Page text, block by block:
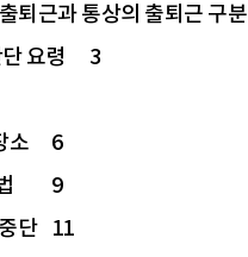
퇴근과 통상의 출퇴근 구분
요령
3
소
6
9
단
11